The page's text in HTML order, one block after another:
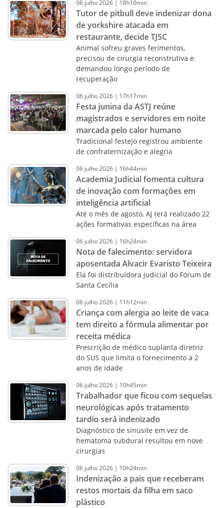
06 julho2026 | 18h10min
Tutor de pitbull deve indenizar dona
de yorkshire atacada em
restaurante, decide TJSC
Animal sofreu graves ferimentos,
precisou de cirurgia reconstrutiva e
demandou longo período de
recuperação
06 julho2026 | 17h17min
Festa junina da ASTJ reúne
magistrados e servidores em noite
marcada pelo calor humano
Tradicional festejo registrou ambiente
de confraternização e alegria
06 julho2026 | 16h44min
Academia Judicial fomenta cultura
de inovação com formações em
inteligência artificial
Até o mês de agosto, AJ terá realizado 22
ações formativas específicas na área
06 julho2026 | 16h24min
Nota de falecimento: servidora
aposentada Alvacir Evaristo Teixeira
Ela foi distribuidora judicial do Fórum de
Santa Cecília
06 julho2026 | 11h12min
Criança com alergia ao leite de vaca
tem direito a fórmula alimentar por
receita médica
Prescrição de médico suplanta diretriz
do SUS que limita o fornecimento a 2
anos de idade
06 julho2026 | 10h45min
Trabalhador que ficou com sequelas
neurológicas após tratamento
tardio será indenizado
Diagnóstico de sinusite em vez de
hematoma subdural resultou em nove
cirurgias
06 julho2026 | 10h24min
Indenização a pais que receberam
restos mortais da filha em saco
plástico